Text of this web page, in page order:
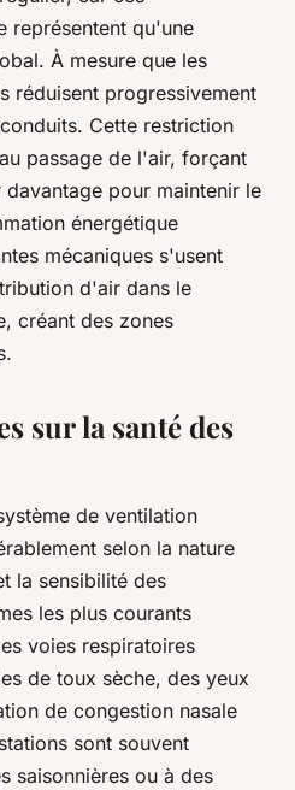
représentent qu'une
À mesure que les
réduisent progressivement
Cette restriction
passage de l'air, forçant
pour maintenir le
énergétique
mécaniques s'usent
d'air dans le
créant des zones
sur la santé des
de ventilation
selon la nature
la sensibilité des
les plus courants
voies respiratoires
de toux sèche, des yeux
de congestion nasale
sont souvent
saisonnières ou à des